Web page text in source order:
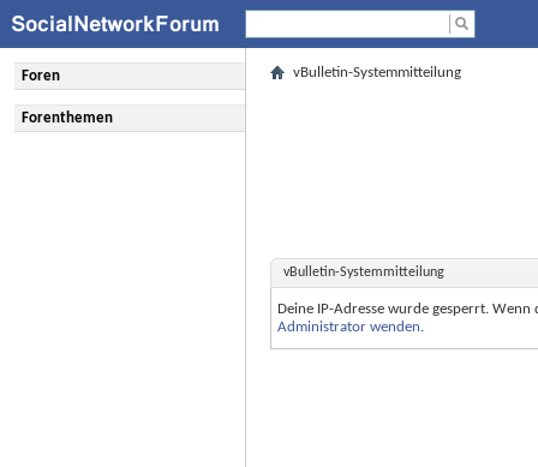
Foren
Forenthemen
vBulletin-Systemmitteilung
vBulletin-Systemmitteilung
Deine IP-Adresse wurde gesperrt.
Administrator wenden.